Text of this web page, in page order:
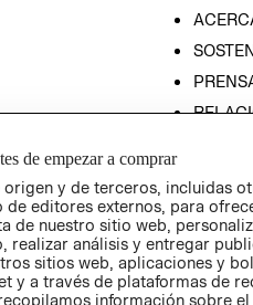
de empezar a comprar
y de terceros, incluidas
editores externos, para
de nuestro sitio web,
realizar análisis y entregar
sitios web, aplicaciones y
y a través de plataformas de
información sobre el